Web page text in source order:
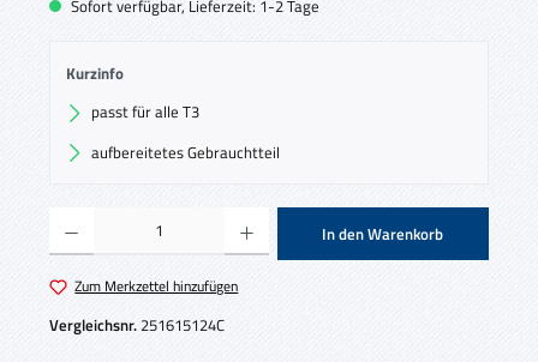
Sofort verfügbar, Lieferzeit: 1-2 Tage
Kurzinfo
passt für alle T3
aufbereitetes Gebrauchtteil
In den Warenkorb
Zum Merkzettel hinzufügen
Vergleichsnr. 251615124C